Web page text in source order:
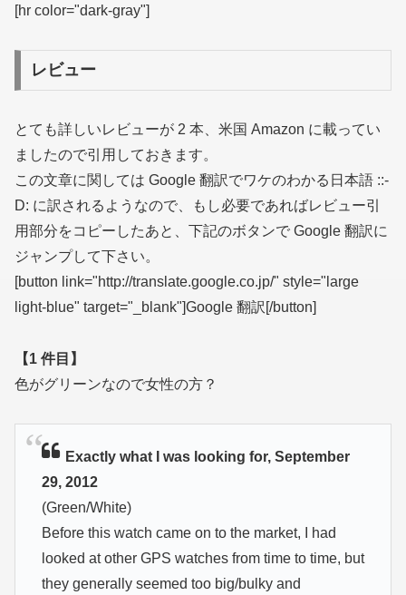
[hr color="dark-gray"]
レビュー
とても詳しいレビューが 2 本、米国 Amazon に載ってい
ましたので引用しておきます。
この文章に関しては Google 翻訳でワケのわかる日本語 ::-
D: に訳されるようなので、もし必要であればレビュー引
用部分をコピーしたあと、下記のボタンで Google 翻訳に
ジャンプして下さい。
[button link="http://translate.google.co.jp/" style="large
light-blue" target="_blank"]Google 翻訳[/button]
【1 件目】
色がグリーンなので女性の方？
Exactly what I was looking for, September
29, 2012
(Green/White)
Before this watch came on to the market, I had
looked at other GPS watches from time to time, but
they generally seemed too big/bulky and